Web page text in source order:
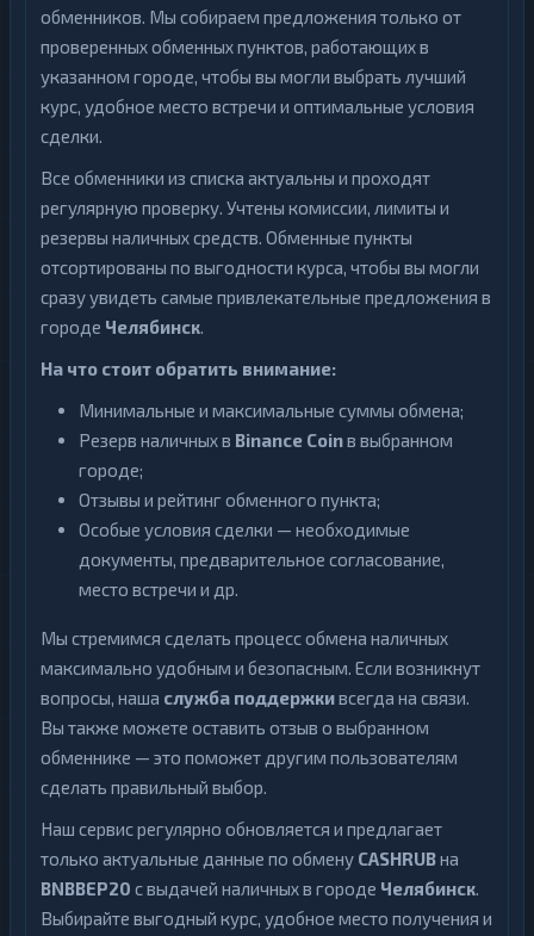
обменников. Мы собираем предложения только от
проверенных обменных пунктов, работающих в
указанном городе, чтобы вы могли выбрать лучший
курс, удобное место встречи и оптимальные условия
сделки.
Все обменники из списка актуальны и проходят
регулярную проверку. Учтены комиссии, лимиты и
резервы наличных средств. Обменные пункты
отсортированы по выгодности курса, чтобы вы могли
сразу увидеть самые привлекательные предложения в
городе Челябинск.
На что стоит обратить внимание:
Минимальные и максимальные суммы обмена;
Резерв наличных в Binance Coinв выбранном
городе;
Отзывы и рейтинг обменного пункта;
Особые условия сделки — необходимые
документы, предварительное согласование,
место встречи и др.
Мы стремимся сделать процесс обмена наличных
максимально удобным и безопасным. Если возникнут
вопросы, наша служба поддержкивсегда на связи.
Вы также можете оставить отзыв о выбранном
обменнике — это поможет другим пользователям
сделать правильный выбор.
Наш сервис регулярно обновляется и предлагает
только актуальные данные по обмену CASHRUBна
BNBBEP20 с выдачей наличных в городе Челябинск.
Выбирайте выгодный курс, удобное место получения и